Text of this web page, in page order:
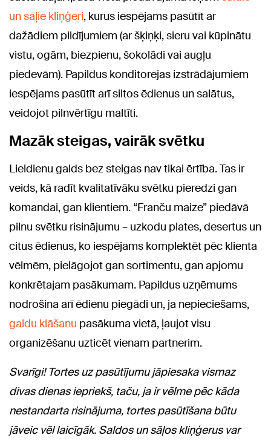
un sāļie kliņģeri, kurus iespējams pasūtīt ar
dažādiem pildījumiem (ar šķiņķi, sieru vai kūpinātu
vistu, ogām, biezpienu, šokolādi vai augļu
piedevām). Papildus konditorejas izstrādājumiem
iespējams pasūtīt arī siltos ēdienus un salātus,
veidojot pilnvērtīgu maltīti.
Mazāk steigas, vairāk svētku
Lieldienu galds bez steigas nav tikai ērtība. Tas ir
veids, kā radīt kvalitatīvāku svētku pieredzi gan
komandai, gan klientiem. “Franču maize” piedāvā
pilnu svētku risinājumu – uzkodu plates, desertus un
citus ēdienus, ko iespējams komplektēt pēc klienta
vēlmēm, pielāgojot gan sortimentu, gan apjomu
konkrētajam pasākumam. Papildus uzņēmums
nodrošina arī ēdienu piegādi un, ja nepieciešams,
galdu klāšanu pasākuma vietā, ļaujot visu
organizēšanu uzticēt vienam partnerim.
Svarīgi! Tortes uz pasūtījumu jāpiesaka vismaz
divas dienas iepriekš, taču, ja ir vēlme pēc kāda
nestandarta risinājuma, tortes pasūtīšana būtu
jāveic vēl laicīgāk. Saldos un sāļos kliņģerus var